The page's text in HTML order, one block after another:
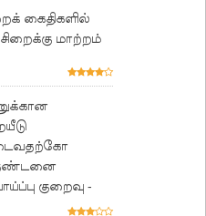
கைதிகளில்
சிறைக்கு மாற்றம்
குறைவு -